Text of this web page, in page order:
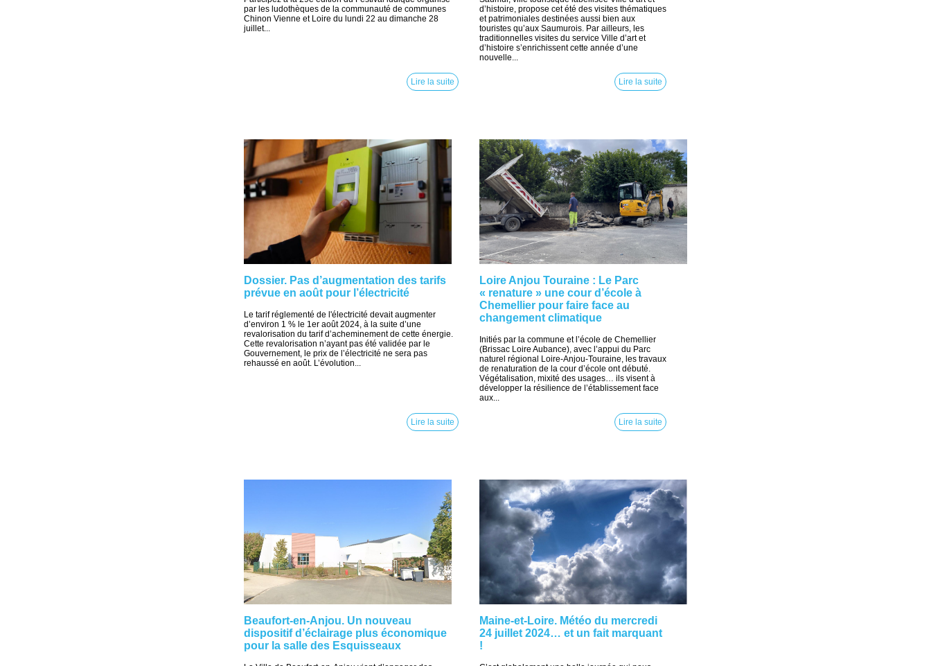
par les ludothèques de la communauté de communes
Chinon Vienne et Loire du lundi 22 au dimanche 28
juillet...
Lire la suite
d’histoire, propose cet été des visites thématiques
et patrimoniales destinées aussi bien aux
touristes qu’aux Saumurois. Par ailleurs, les
traditionnelles visites du service Ville d’art et
d’histoire s’enrichissent cette année d’une
nouvelle...
Lire la suite
Dossier. Pas d’augmentation des tarifs
prévue en août pour l’électricité
Le tarif réglementé de l'électricité devait augmenter
d’environ 1 % le 1er août 2024, à la suite d’une
revalorisation du tarif d’acheminement de cette énergie.
Cette revalorisation n’ayant pas été validée par le
Gouvernement, le prix de l’électricité ne sera pas
rehaussé en août. L’évolution...
Lire la suite
Loire Anjou Touraine : Le Parc
« renature » une cour d’école à
Chemellier pour faire face au
changement climatique
Initiés par la commune et l’école de Chemellier
(Brissac Loire Aubance), avec l’appui du Parc
naturel régional Loire-Anjou-Touraine, les travaux
de renaturation de la cour d’école ont débuté.
Végétalisation, mixité des usages… ils visent à
développer la résilience de l’établissement face
aux...
Lire la suite
Beaufort-en-Anjou. Un nouveau
dispositif d’éclairage plus économique
pour la salle des Esquisseaux
Maine-et-Loire. Météo du mercredi
24 juillet 2024… et un fait marquant
!